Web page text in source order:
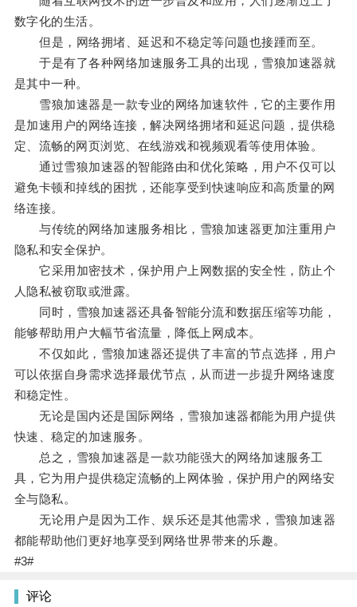
数字化的生活。
但是，网络拥堵、延迟和不稳定等问题也接踵而至。
于是有了各种网络加速服务工具的出现，雪狼加速器就
是其中一种。
雪狼加速器是一款专业的网络加速软件，它的主要作用
是加速用户的网络连接，解决网络拥堵和延迟问题，提供稳
定、流畅的网页浏览、在线游戏和视频观看等使用体验。
通过雪狼加速器的智能路由和优化策略，用户不仅可以
避免卡顿和掉线的困扰，还能享受到快速响应和高质量的网
络连接。
与传统的网络加速服务相比，雪狼加速器更加注重用户
隐私和安全保护。
它采用加密技术，保护用户上网数据的安全性，防止个
人隐私被窃取或泄露。
同时，雪狼加速器还具备智能分流和数据压缩等功能，
能够帮助用户大幅节省流量，降低上网成本。
不仅如此，雪狼加速器还提供了丰富的节点选择，用户
可以依据自身需求选择最优节点，从而进一步提升网络速度
和稳定性。
无论是国内还是国际网络，雪狼加速器都能为用户提供
快速、稳定的加速服务。
总之，雪狼加速器是一款功能强大的网络加速服务工
具，它为用户提供稳定流畅的上网体验，保护用户的网络安
全与隐私。
无论用户是因为工作、娱乐还是其他需求，雪狼加速器
都能帮助他们更好地享受到网络世界带来的乐趣。
#3#
评论